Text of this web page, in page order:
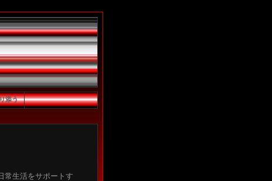
添う
常生活をサポートす